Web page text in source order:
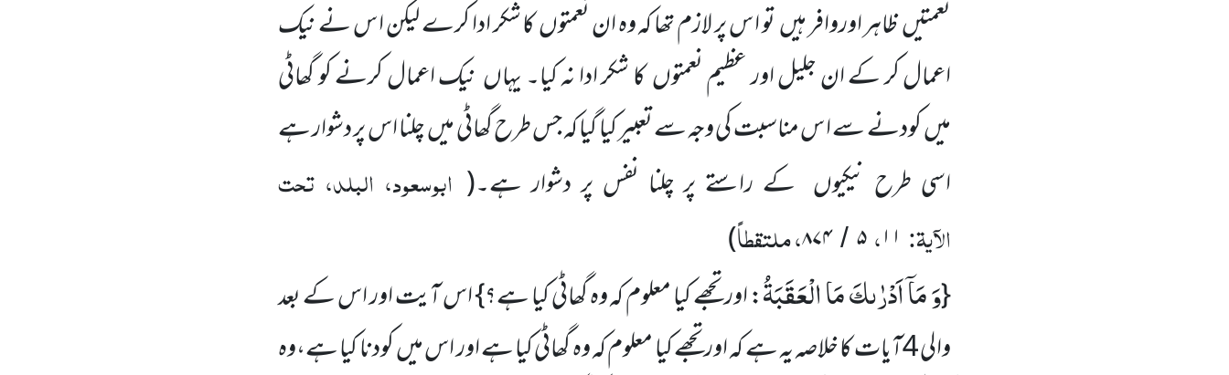
نعمتیں ظاہر اوروافر ہیں تو ا س پر لازم تھا کہ وہ ان نعمتوں کا شکر ادا کرے لیکن ا س نے نیک
اعمال کر کے ان جلیل اور عظیم نعمتوں کا شکر ادا نہ کیا۔ یہاں نیک اعمال کرنے کو گھاٹی
میں کودنے سے ا س مناسبت کی وجہ سے تعبیر کیا گیا کہ جس طرح گھاٹی میں چلنا اس پر دشوار ہے
اسی طرح نیکیوں کے راستے پر چلنا نفس پر دشوار ہے۔( ابوسعود، البلد، تحت
الآیۃ: ۱۱،۵ /۸۷۴، ملتقطاً)
{وَ مَاۤ اَدْرٰىكَ مَا الْعَقَبَةُ: اور تجھے کیا معلوم کہ وہ گھاٹی کیا ہے؟} اس آیت اور اس کے بعد
والی 4آیات کا خلاصہ یہ ہے کہ اور تجھے کیا معلوم کہ وہ گھاٹی کیا ہے اور اس میں کودنا کیا ہے،وہ